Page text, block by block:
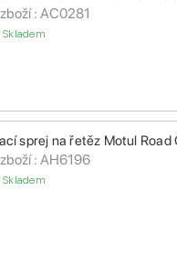
: AC0281
Skladem
sprej na řetěz Motul Road
: AH6196
Skladem